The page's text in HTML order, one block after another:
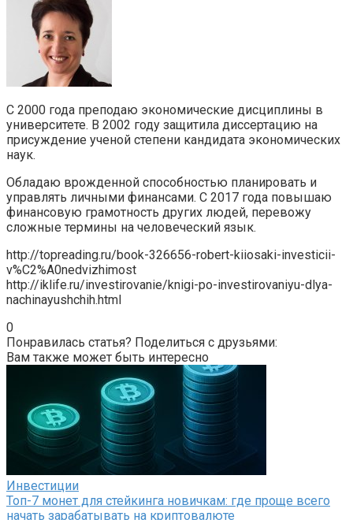
С 2000 года преподаю экономические дисциплины в
университете. В 2002 году защитила диссертацию на
присуждение ученой степени кандидата экономических
наук.
Обладаю врожденной способностью планировать и
управлять личными финансами. С 2017 года повышаю
финансовую грамотность других людей, перевожу
сложные термины на человеческий язык.
http://topreading.ru/book-326656-robert-kiiosaki-investicii-
v%C2%A0nedvizhimost
http://iklife.ru/investirovanie/knigi-po-investirovaniyu-dlya-
nachinayushchih.html
0
Понравилась статья? Поделиться с друзьями:
Вам также может быть интересно
Инвестиции
Топ-7 монет для стейкинга новичкам: где проще всего
начать зарабатывать на криптовалюте